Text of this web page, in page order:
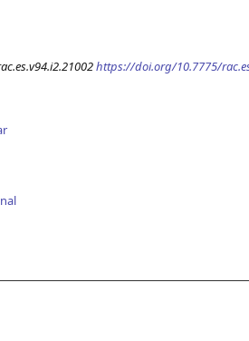
https://doi.org/10.7775/